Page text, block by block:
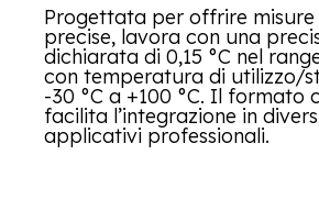
Progettata per offrire misure
precise, lavora con una
dichiarata di 0,15 °C nel
con temperatura di utilizzo/
-30 °C a +100 °C. Il formato
facilita l’integrazione in
applicativi professionali.